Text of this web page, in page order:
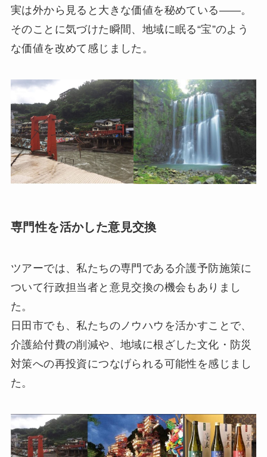
実は外から見ると大きな価値を秘めている——。
そのことに気づけた瞬間、地域に眠る“宝”のよう
な価値を改めて感じました。
専門性を活かした意見交換
ツアーでは、私たちの専門である介護予防施策に
ついて行政担当者と意見交換の機会もありまし
た。
日田市でも、私たちのノウハウを活かすことで、
介護給付費の削減や、地域に根ざした文化・防災
対策への再投資につなげられる可能性を感じまし
た。